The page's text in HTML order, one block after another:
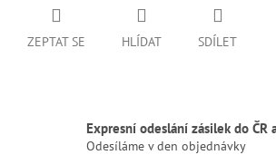
ZEPTAT SE HLÍDAT SDÍLET
Expresní odeslání zásilek do ČR
Odesíláme v den objednávky